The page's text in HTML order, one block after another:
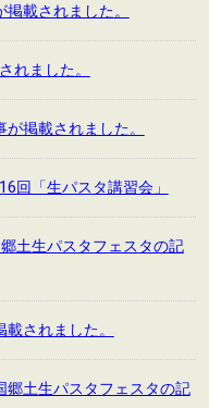
載されました。
れました。
掲載されました。
回「生パスタ講習会」
土生パスタフェスタの記
されました。
郷土生パスタフェスタの記